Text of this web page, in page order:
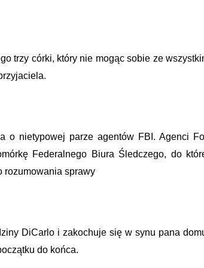
trzy córki, który nie mogąc sobie ze
o nietypowej parze agentów FBI. Agenci
Federalnego Biura Śledczego, do
rozumowania sprawy
DiCarlo i zakochuje się w synu pana
do końca.